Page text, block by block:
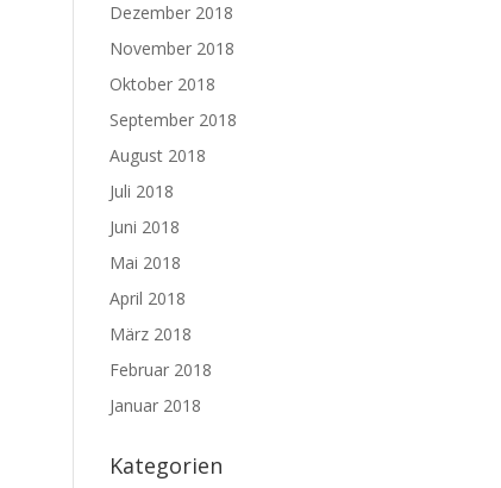
Dezember 2018
November 2018
Oktober 2018
September 2018
August 2018
Juli 2018
Juni 2018
Mai 2018
April 2018
März 2018
Februar 2018
Januar 2018
Kategorien